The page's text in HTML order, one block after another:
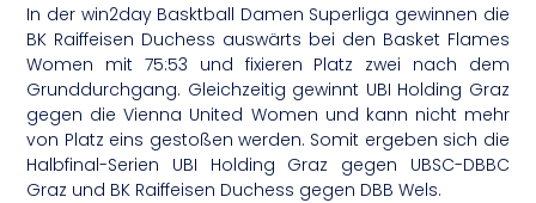
In der win2day Basktball Damen Superliga gewinnen die
BK Raiffeisen Duchess auswärts bei den Basket Flames
Women mit 75:53 und fixieren Platz zwei nach dem
Grunddurchgang. Gleichzeitig gewinnt UBI Holding Graz
gegen die Vienna United Women und kann nicht mehr
von Platz eins gestoßen werden. Somit ergeben sich die
Halbfinal-Serien UBI Holding Graz gegen UBSC-DBBC
Graz und BK Raiffeisen Duchess gegen DBB Wels.